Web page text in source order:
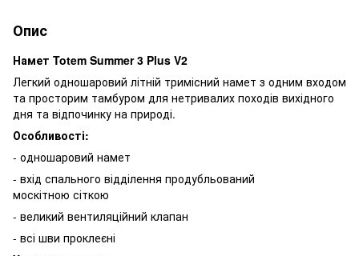
Опис
Намет Totem Summer 3 Plus V2
Легкий одношаровий літній тримісний намет з одним входом
та просторим тамбуром для нетривалих походів вихідного
дня та відпочинку на природі.
Особливості:
- одношаровий намет
- вхід спального відділення продубльований
москітною сіткою
- великий вентиляційний клапан
- всі шви проклеєні